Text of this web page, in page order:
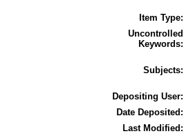
Item Type:
Uncontrolled
Keywords:
Subjects:
Depositing User:
Date Deposited:
Last Modified: